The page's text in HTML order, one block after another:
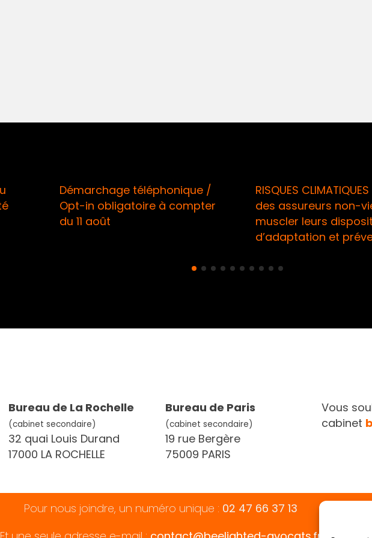
Démarchage téléphonique /
Opt-in obligatoire à compter
du 11 août
RISQUES CLIMATIQUES /
des assureurs non-vie à
muscler leurs dispositifs
d’adaptation et
Bureau de La Rochelle
(cabinet secondaire)
32 quai Louis Durand
17000 LA ROCHELLE
Bureau de Paris
(cabinet secondaire)
19 rue Bergère
75009 PARIS
Vous
cabinet
Pour nous joindre, un numéro unique : 02 47 66 37 13